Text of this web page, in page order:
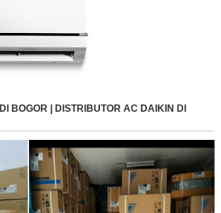
BOGOR | DISTRIBUTOR AC DAIKIN DI